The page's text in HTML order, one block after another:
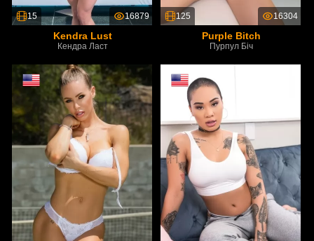
15 16879
Kendra Lust
Кендра Ласт
125 16304
Purple Bitch
Пурпул Біч